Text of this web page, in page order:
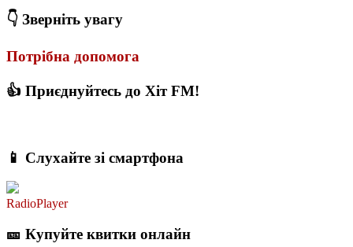
👇 Зверніть увагу
Потрібна допомога
👍 Приєднуйтесь до Хіт FM!
📱 Слухайте зі смартфона
RadioPlayer
🎫 Купуйте квитки онлайн